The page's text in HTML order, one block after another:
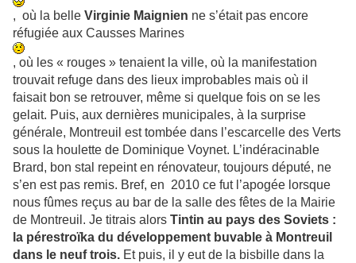
, où la belle Virginie Maignien ne s’était pas encore
réfugiée aux Causses Marines
, où les « rouges » tenaient la ville, où la manifestation
trouvait refuge dans des lieux improbables mais où il
faisait bon se retrouver, même si quelque fois on se les
gelait. Puis, aux dernières municipales, à la surprise
générale, Montreuil est tombée dans l’escarcelle des Verts
sous la houlette de Dominique Voynet. L’indéracinable
Brard, bon stal repeint en rénovateur, toujours député, ne
s’en est pas remis. Bref, en 2010 ce fut l’apogée lorsque
nous fûmes reçus au bar de la salle des fêtes de la Mairie
de Montreuil. Je titrais alors Tintin au pays des Soviets :
la pérestroïka du développement buvable à Montreuil
dans le neuf trois. Et puis, il y eut de la bisbille dans la